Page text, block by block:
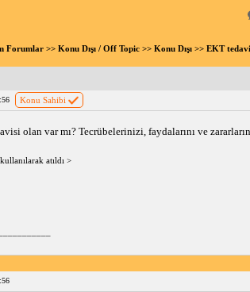
Forumlar>> Konu Dışı / Off Topic>> Konu Dışı>> EKT
Konu Sahibi
olan var mı? Tecrübelerinizi, faydalarını ve
atıldı >